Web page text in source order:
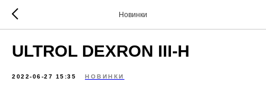
Новинки
ULTROL DEXRON III-H
2022-06-27 15:35 НОВИНКИ